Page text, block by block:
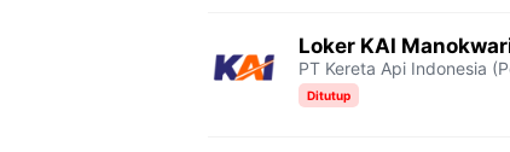
Loker KAI
PT Kereta Api Indonesia
Ditutup